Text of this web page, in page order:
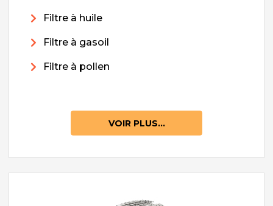
Filtre à huile
Filtre à gasoil
Filtre à pollen
VOIR PLUS...